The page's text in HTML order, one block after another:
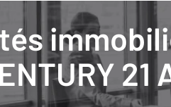
annuel célébré dans de
C'est un moment de partage, de